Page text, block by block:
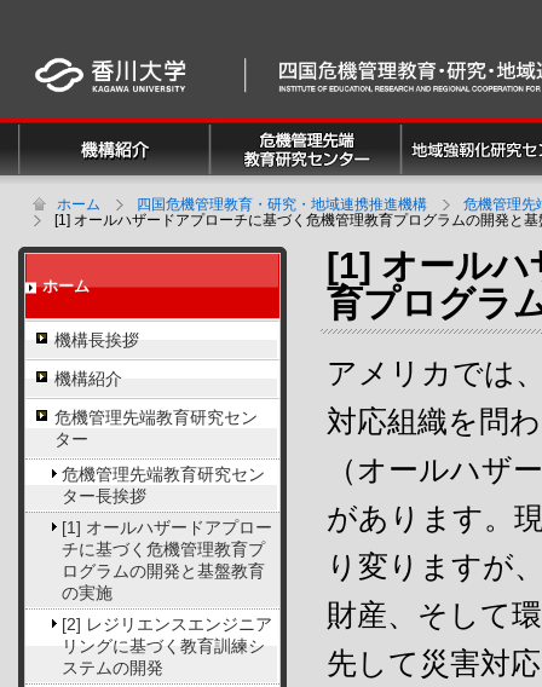
ホーム 四国危機管理教育・研究・地域連携推進機構
危機管理先
[1] オールハザードアプローチに基づく危機管理教育プログラムの開発と
[1] オールハ
育プログラ
アメリカでは
対応組織を問
（オールハザ
があります。
り変りますが
財産、そして
先して災害対
ホーム
機構長挨拶
機構紹介
危機管理先端教育研究セン
ター
危機管理先端教育研究セン
ター長挨拶
[1] オールハザードアプロー
チに基づく危機管理教育プ
ログラムの開発と基盤教育
の実施
[2] レジリエンスエンジニア
リングに基づく教育訓練シ
ステムの開発